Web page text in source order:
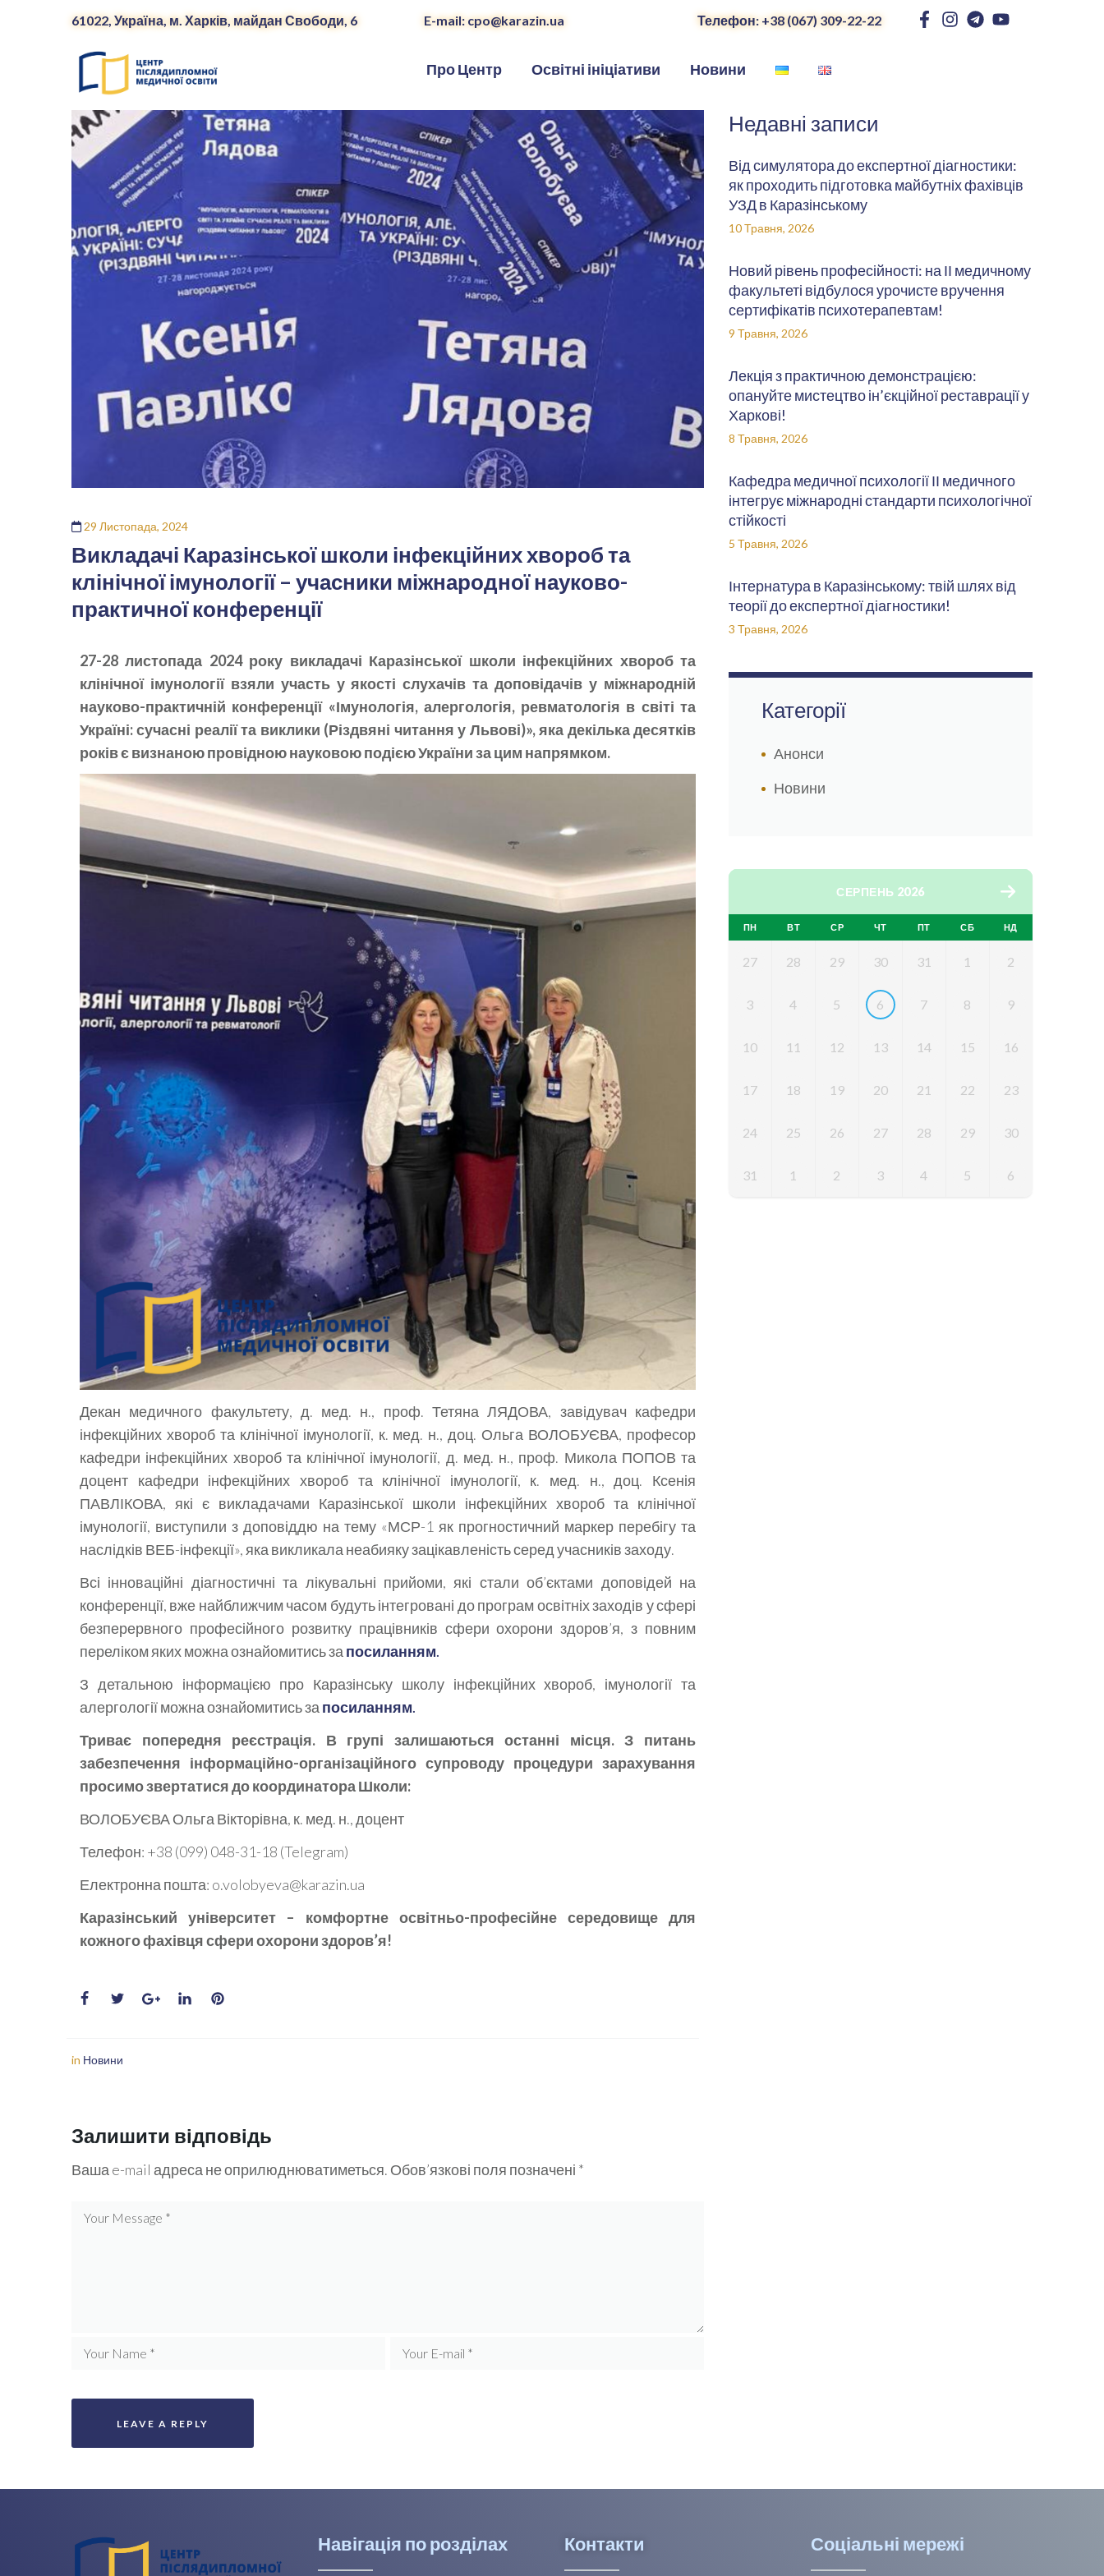
61022, Україна, м. Харків, майдан Свободи, 6 E-mail: cpo@karazin.ua Телефон: +38 (067) 309-22-22
Про Центр Освітні ініціативи Новини
29 Листопада, 2024
Викладачі Каразінської школи інфекційних хвороб та
клінічної імунології – учасники міжнародної науково-
практичної конференції
27-28 листопада 2024 року викладачі Каразінської школи інфекційних хвороб та
клінічної імунології взяли участь у якості слухачів та доповідачів у міжнародній
науково-практичній конференції «Імунологія, алергологія, ревматологія в світі та
Україні: сучасні реалії та виклики (Різдвяні читання у Львові)», яка декілька десятків
років є визнаною провідною науковою подією України за цим напрямком.
Декан медичного факультету, д. мед. н., проф. Тетяна ЛЯДОВА, завідувач кафедри
інфекційних хвороб та клінічної імунології, к. мед. н., доц. Ольга ВОЛОБУЄВА, професор
кафедри інфекційних хвороб та клінічної імунології, д. мед. н., проф. Микола ПОПОВ та
доцент кафедри інфекційних хвороб та клінічної імунології, к. мед. н., доц. Ксенія
ПАВЛІКОВА, які є викладачами Каразінської школи інфекційних хвороб та клінічної
імунології, виступили з доповіддю на тему «МСР-1 як прогностичний маркер перебігу та
наслідків ВЕБ-інфекції», яка викликала неабияку зацікавленість серед учасників заходу.
Всі інноваційні діагностичні та лікувальні прийоми, які стали об’єктами доповідей на
конференції, вже найближчим часом будуть інтегровані до програм освітніх заходів у сфері
безперервного професійного розвитку працівників сфери охорони здоров’я, з повним
переліком яких можна ознайомитись за посиланням.
З детальною інформацією про Каразінську школу інфекційних хвороб, імунології та
алергології можна ознайомитись за посиланням.
Триває попередня реєстрація. В групі залишаються останні місця. З питань
забезпечення інформаційно-організаційного супроводу процедури зарахування
просимо звертатися до координатора Школи:
ВОЛОБУЄВА Ольга Вікторівна, к. мед. н., доцент
Телефон: +38 (099) 048-31-18 (Telegram)
Електронна пошта: o.volobyeva@karazin.ua
Каразінський університет – комфортне освітньо-професійне середовище для
кожного фахівця сфери охорони здоров’я!
in Новини
Залишити відповідь
Ваша e-mail адреса не оприлюднюватиметься. Обов’язкові поля позначені *
Недавні записи
Від симулятора до експертної діагностики:
як проходить підготовка майбутніх фахівців
УЗД в Каразінському
10 Травня, 2026
Новий рівень професійності: на ІІ медичному
факультеті відбулося урочисте вручення
сертифікатів психотерапевтам!
9 Травня, 2026
Лекція з практичною демонстрацією:
опануйте мистецтво ін’єкційної реставрації у
Харкові!
8 Травня, 2026
Кафедра медичної психології ІІ медичного
інтегрує міжнародні стандарти психологічної
стійкості
5 Травня, 2026
Інтернатура в Каразінському: твій шлях від
теорії до експертної діагностики!
3 Травня, 2026
Категорії
Анонси
Новини
СЕРПЕНЬ 2026
ПН ВТ СР ЧТ ПТ СБ НД
27 28 29 30 31 1 2
3 4 5 6 7 8 9
10 11 12 13 14 15 16
17 18 19 20 21 22 23
24 25 26 27 28 29 30
31 1 2 3 4 5 6
Навігація по розділах Контакти Соціальні мережі